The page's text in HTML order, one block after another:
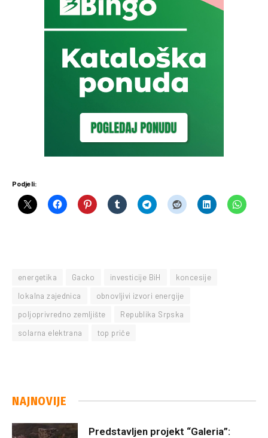
Podjeli:
energetika Gacko investicije BiH
koncesije
lokalna zajednica
obnovljivi izvori energije
poljoprivredno zemljište
Republika Srpska
solarna elektrana
top priče
NAJNOVIJE
Predstavljen projekt “Galeria”: